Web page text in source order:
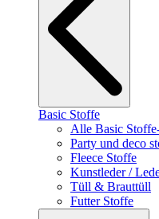
Basic Stoffe
Alle Basic
Party und deco
Fleece Stoffe
Kunstleder /
Tüll & Brauttüll
Futter Stoffe